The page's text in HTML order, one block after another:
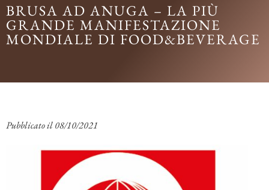
BRUSA AD ANUGA – LA PIÙ
GRANDE MANIFESTAZIONE
MONDIALE DI FOOD&BEVERAGE
Pubblicato il08/10/2021